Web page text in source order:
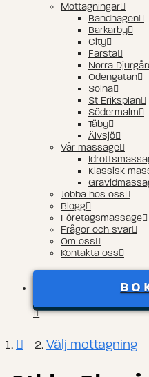
Mottagningar
Bandhagen
Barkarby
City
Farsta
Norra
Odengatan
Solna
St Eriksplan
Södermalm
Täby
Älvsjö
Vår massage
Klassisk
Jobba hos oss
Blogg
Företagsmassage
Frågor och svar
Om oss
Kontakta oss
→ Välj mottagning